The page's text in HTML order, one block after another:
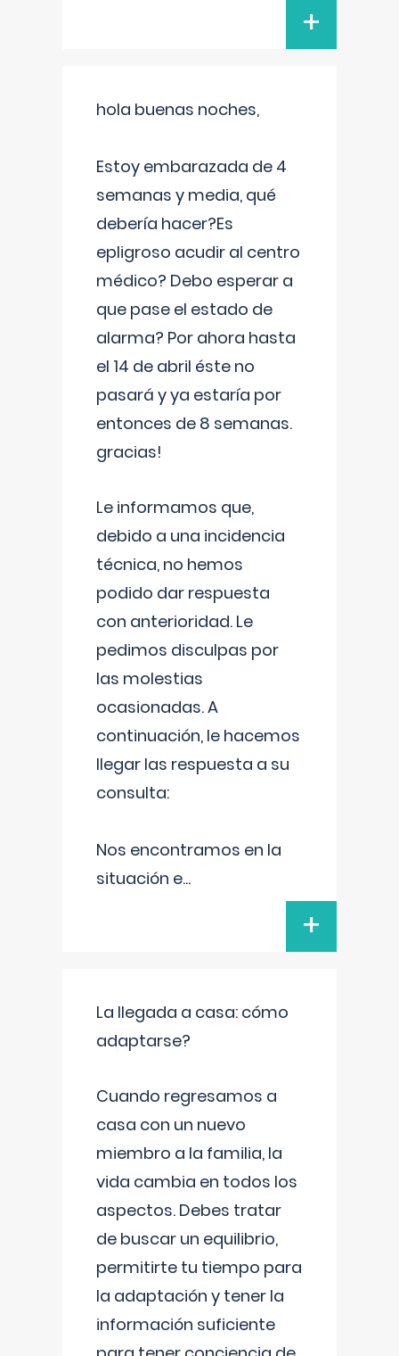
+
hola buenas noches,
Estoy embarazada de 4
semanas y media, qué
debería hacer?Es
epligroso acudir al centro
médico? Debo esperar a
que pase el estado de
alarma? Por ahora hasta
el 14 de abril éste no
pasará y ya estaría por
entonces de 8 semanas.
gracias!
Le informamos que,
debido a una incidencia
técnica, no hemos
podido dar respuesta
con anterioridad. Le
pedimos disculpas por
las molestias
ocasionadas. A
continuación, le hacemos
llegar las respuesta a su
consulta:
Nos encontramos en la
situación e...
+
La llegada a casa: cómo
adaptarse?
Cuando regresamos a
casa con un nuevo
miembro a la familia, la
vida cambia en todos los
aspectos. Debes tratar
de buscar un equilibrio,
permitirte tu tiempo para
la adaptación y tener la
información suficiente